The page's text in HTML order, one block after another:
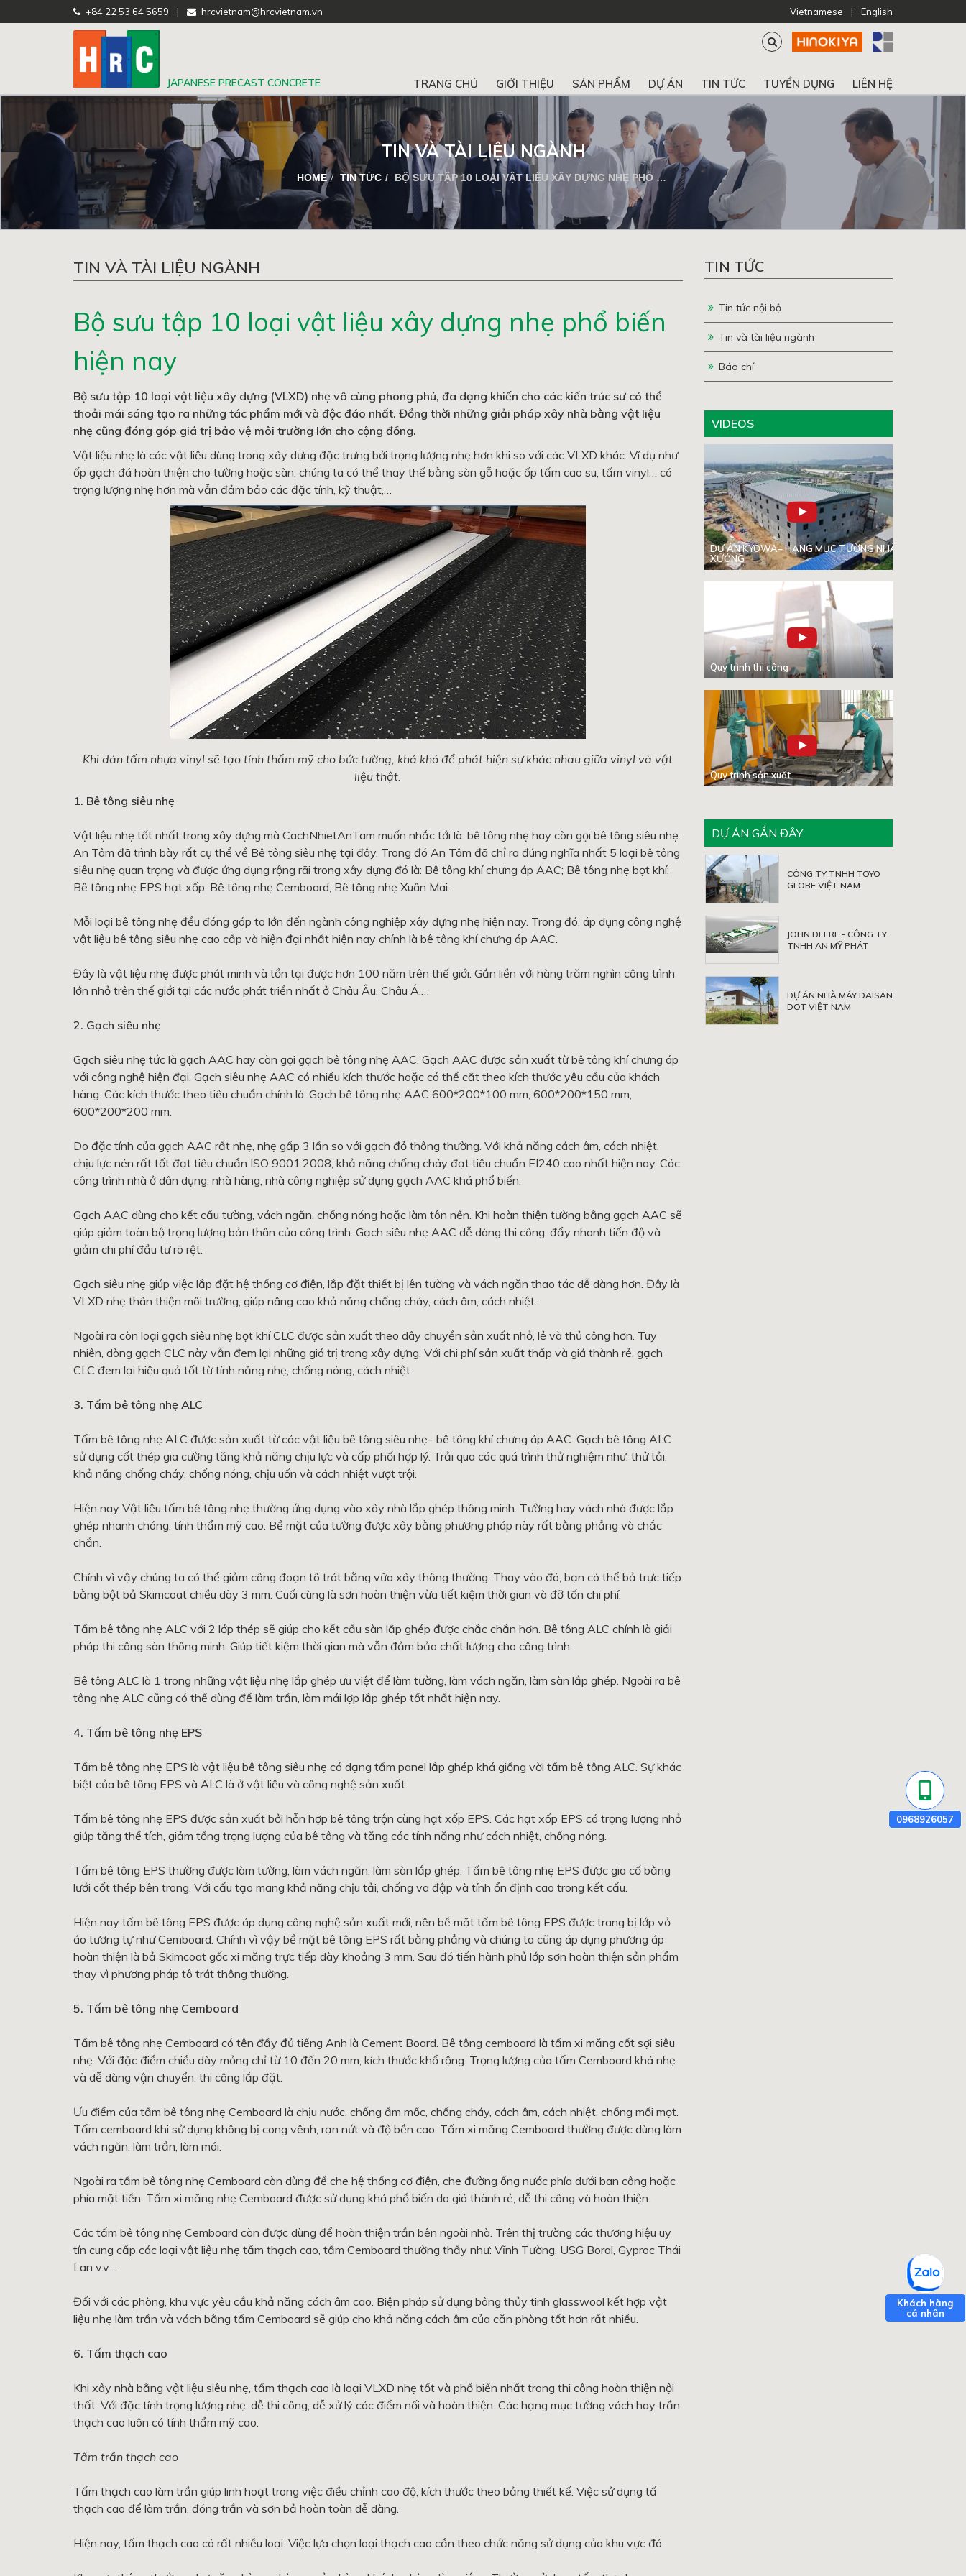
+84 22 53 64 5659 | hrcvietnam@hrcvietnam.vn Vietnamese | English
JAPANESE PRECAST CONCRETE TRANG CHỦ GIỚI THIỆU SẢN PHẨM DỰ ÁN TIN TỨC TUYỂN DỤNG LIÊN HỆ
TIN VÀ TÀI LIỆU NGÀNH
HOME TIN TỨC BỘ SƯU TẬP 10 LOẠI VẬT LIỆU XÂY DỰNG NHẸ PHỔ BIẾN HIỆN NAY
TIN VÀ TÀI LIỆU NGÀNH
Bộ sưu tập 10 loại vật liệu xây dựng nhẹ phổ biến
hiện nay
Bộ sưu tập 10 loại vật liệu xây dựng (VLXD) nhẹ vô cùng phong phú, đa dạng khiến cho các kiến trúc sư có thể
thoải mái sáng tạo ra những tác phẩm mới và độc đáo nhất. Đồng thời những giải pháp xây nhà bằng vật liệu
nhẹ cũng đóng góp giá trị bảo vệ môi trường lớn cho cộng đồng.
Vật liệu nhẹ là các vật liệu dùng trong xây dựng đặc trưng bởi trọng lượng nhẹ hơn khi so với các VLXD khác. Ví dụ như
ốp gạch đá hoàn thiện cho tường hoặc sàn, chúng ta có thể thay thế bằng sàn gỗ hoặc ốp tấm cao su, tấm vinyl… có
trọng lượng nhẹ hơn mà vẫn đảm bảo các đặc tính, kỹ thuật,…
Khi dán tấm nhựa vinyl sẽ tạo tính thẩm mỹ cho bức tường, khá khó để phát hiện sự khác nhau giữa vinyl và vật
liệu thật.
1. Bê tông siêu nhẹ
Vật liệu nhẹ tốt nhất trong xây dựng mà CachNhietAnTam muốn nhắc tới là: bê tông nhẹ hay còn gọi bê tông siêu nhẹ.
An Tâm đã trình bày rất cụ thể về Bê tông siêu nhẹ tại đây. Trong đó An Tâm đã chỉ ra đúng nghĩa nhất 5 loại bê tông
siêu nhẹ quan trọng và được ứng dụng rộng rãi trong xây dựng đó là: Bê tông khí chưng áp AAC; Bê tông nhẹ bọt khí;
Bê tông nhẹ EPS hạt xốp; Bê tông nhẹ Cemboard; Bê tông nhẹ Xuân Mai.
Mỗi loại bê tông nhẹ đều đóng góp to lớn đến ngành công nghiệp xây dựng nhẹ hiện nay. Trong đó, áp dụng công nghệ
vật liệu bê tông siêu nhẹ cao cấp và hiện đại nhất hiện nay chính là bê tông khí chưng áp AAC.
Đây là vật liệu nhẹ được phát minh và tồn tại được hơn 100 năm trên thế giới. Gắn liền với hàng trăm nghìn công trình
lớn nhỏ trên thế giới tại các nước phát triển nhất ở Châu Âu, Châu Á,…
2. Gạch siêu nhẹ
Gạch siêu nhẹ tức là gạch AAC hay còn gọi gạch bê tông nhẹ AAC. Gạch AAC được sản xuất từ bê tông khí chưng áp
với công nghệ hiện đại. Gạch siêu nhẹ AAC có nhiều kích thước hoặc có thể cắt theo kích thước yêu cầu của khách
hàng. Các kích thước theo tiêu chuẩn chính là: Gạch bê tông nhẹ AAC 600*200*100 mm, 600*200*150 mm,
600*200*200 mm.
Do đặc tính của gạch AAC rất nhẹ, nhẹ gấp 3 lần so với gạch đỏ thông thường. Với khả năng cách âm, cách nhiệt,
chịu lực nén rất tốt đạt tiêu chuẩn ISO 9001:2008, khả năng chống cháy đạt tiêu chuẩn EI240 cao nhất hiện nay. Các
công trình nhà ở dân dụng, nhà hàng, nhà công nghiệp sử dụng gạch AAC khá phổ biến.
Gạch AAC dùng cho kết cấu tường, vách ngăn, chống nóng hoặc làm tôn nền. Khi hoàn thiện tường bằng gạch AAC sẽ
giúp giảm toàn bộ trọng lượng bản thân của công trình. Gạch siêu nhẹ AAC dễ dàng thi công, đẩy nhanh tiến độ và
giảm chi phí đầu tư rõ rệt.
Gạch siêu nhẹ giúp việc lắp đặt hệ thống cơ điện, lắp đặt thiết bị lên tường và vách ngăn thao tác dễ dàng hơn. Đây là
VLXD nhẹ thân thiện môi trường, giúp nâng cao khả năng chống cháy, cách âm, cách nhiệt.
Ngoài ra còn loại gạch siêu nhẹ bọt khí CLC được sản xuất theo dây chuyền sản xuất nhỏ, lẻ và thủ công hơn. Tuy
nhiên, dòng gạch CLC này vẫn đem lại những giá trị trong xây dựng. Với chi phí sản xuất thấp và giá thành rẻ, gạch
CLC đem lại hiệu quả tốt từ tính năng nhẹ, chống nóng, cách nhiệt.
3. Tấm bê tông nhẹ ALC
Tấm bê tông nhẹ ALC được sản xuất từ các vật liệu bê tông siêu nhẹ– bê tông khí chưng áp AAC. Gạch bê tông ALC
sử dụng cốt thép gia cường tăng khả năng chịu lực và cấp phối hợp lý. Trải qua các quá trình thử nghiệm như: thử tải,
khả năng chống cháy, chống nóng, chịu uốn và cách nhiệt vượt trội.
Hiện nay Vật liệu tấm bê tông nhẹ thường ứng dụng vào xây nhà lắp ghép thông minh. Tường hay vách nhà được lắp
ghép nhanh chóng, tính thẩm mỹ cao. Bề mặt của tường được xây bằng phương pháp này rất bằng phẳng và chắc
chắn.
Chính vì vậy chúng ta có thể giảm công đoạn tô trát bằng vữa xây thông thường. Thay vào đó, bạn có thể bả trực tiếp
bằng bột bả Skimcoat chiều dày 3 mm. Cuối cùng là sơn hoàn thiện vừa tiết kiệm thời gian và đỡ tốn chi phí.
Tấm bê tông nhẹ ALC với 2 lớp thép sẽ giúp cho kết cấu sàn lắp ghép được chắc chắn hơn. Bê tông ALC chính là giải
pháp thi công sàn thông minh. Giúp tiết kiệm thời gian mà vẫn đảm bảo chất lượng cho công trình.
Bê tông ALC là 1 trong những vật liệu nhẹ lắp ghép ưu việt để làm tường, làm vách ngăn, làm sàn lắp ghép. Ngoài ra bê
tông nhẹ ALC cũng có thể dùng để làm trần, làm mái lợp lắp ghép tốt nhất hiện nay.
4. Tấm bê tông nhẹ EPS
Tấm bê tông nhẹ EPS là vật liệu bê tông siêu nhẹ có dạng tấm panel lắp ghép khá giống vời tấm bê tông ALC. Sự khác
biệt của bê tông EPS và ALC là ở vật liệu và công nghệ sản xuất.
Tấm bê tông nhẹ EPS được sản xuất bởi hỗn hợp bê tông trộn cùng hạt xốp EPS. Các hạt xốp EPS có trọng lượng nhỏ
giúp tăng thể tích, giảm tổng trọng lượng của bê tông và tăng các tính năng như cách nhiệt, chống nóng.
Tấm bê tông EPS thường được làm tường, làm vách ngăn, làm sàn lắp ghép. Tấm bê tông nhẹ EPS được gia cố bằng
lưới cốt thép bên trong. Với cấu tạo mang khả năng chịu tải, chống va đập và tính ổn định cao trong kết cấu.
Hiện nay tấm bê tông EPS được áp dụng công nghệ sản xuất mới, nên bề mặt tấm bê tông EPS được trang bị lớp vỏ
áo tương tự như Cemboard. Chính vì vậy bề mặt bê tông EPS rất bằng phẳng và chúng ta cũng áp dụng phương áp
hoàn thiện là bả Skimcoat gốc xi măng trực tiếp dày khoảng 3 mm. Sau đó tiến hành phủ lớp sơn hoàn thiện sản phẩm
thay vì phương pháp tô trát thông thường.
5. Tấm bê tông nhẹ Cemboard
Tấm bê tông nhẹ Cemboard có tên đầy đủ tiếng Anh là Cement Board. Bê tông cemboard là tấm xi măng cốt sợi siêu
nhẹ. Với đặc điểm chiều dày mỏng chỉ từ 10 đến 20 mm, kích thước khổ rộng. Trọng lượng của tấm Cemboard khá nhẹ
và dễ dàng vận chuyển, thi công lắp đặt.
Ưu điểm của tấm bê tông nhẹ Cemboard là chịu nước, chống ẩm mốc, chống cháy, cách âm, cách nhiệt, chống mối mọt.
Tấm cemboard khi sử dụng không bị cong vênh, rạn nứt và độ bền cao. Tấm xi măng Cemboard thường được dùng làm
vách ngăn, làm trần, làm mái.
Ngoài ra tấm bê tông nhẹ Cemboard còn dùng để che hệ thống cơ điện, che đường ống nước phía dưới ban công hoặc
phía mặt tiền. Tấm xi măng nhẹ Cemboard được sử dụng khá phổ biến do giá thành rẻ, dễ thi công và hoàn thiện.
Các tấm bê tông nhẹ Cemboard còn được dùng để hoàn thiện trần bên ngoài nhà. Trên thị trường các thương hiệu uy
tín cung cấp các loại vật liệu nhẹ tấm thạch cao, tấm Cemboard thường thấy như: Vĩnh Tường, USG Boral, Gyproc Thái
Lan v.v…
Đối với các phòng, khu vực yêu cầu khả năng cách âm cao. Biện pháp sử dụng bông thủy tinh glasswool kết hợp vật
liệu nhẹ làm trần và vách bằng tấm Cemboard sẽ giúp cho khả năng cách âm của căn phòng tốt hơn rất nhiều.
6. Tấm thạch cao
Khi xây nhà bằng vật liệu siêu nhẹ, tấm thạch cao là loại VLXD nhẹ tốt và phổ biến nhất trong thi công hoàn thiện nội
thất. Với đặc tính trọng lượng nhẹ, dễ thi công, dễ xử lý các điểm nối và hoàn thiện. Các hạng mục tường vách hay trần
thạch cao luôn có tính thẩm mỹ cao.
Tấm trần thạch cao
Tấm thạch cao làm trần giúp linh hoạt trong việc điều chỉnh cao độ, kích thước theo bảng thiết kế. Việc sử dụng tấ
thạch cao để làm trần, đóng trần và sơn bả hoàn toàn dễ dàng.
Hiện nay, tấm thạch cao có rất nhiều loại. Việc lựa chọn loại thạch cao cần theo chức năng sử dụng của khu vực đó:
TIN TỨC
Tin tức nội bộ
Tin và tài liệu ngành
Báo chí
VIDEOS
DỰ ÁN KYOWA– HẠNG MỤC TƯỜNG NHÀ
XƯỞNG
Quy trình thi công
Quy trình sản xuất
DỰ ÁN GẦN ĐÂY
CÔNG TY TNHH TOYO
GLOBE VIỆT NAM
JOHN DEERE - CÔNG TY
TNHH AN MỸ PHÁT
DỰ ÁN NHÀ MÁY DAISAN
DOT VIỆT NAM